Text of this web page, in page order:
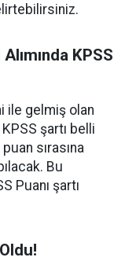
KPSS
ile gelmiş olan
şartı belli
sırasına
Bu
Puanı şartı